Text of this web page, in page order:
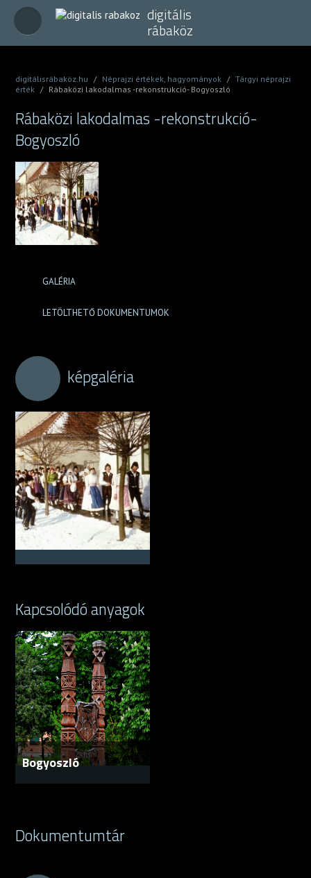
digitális
rábaköz
digitálisrábaköz.hu / Néprajzi értékek, hagyományok / Tárgyi néprajzi
érték / Rábaközi lakodalmas -rekonstrukció- Bogyoszló
Rábaközi lakodalmas -rekonstrukció-
Bogyoszló
GALÉRIA
LETÖLTHETŐ DOKUMENTUMOK
képgaléria
Kapcsolódó anyagok
Bogyoszló
Dokumentumtár